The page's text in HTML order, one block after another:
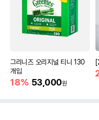
그리니즈 오리지널 티니 130
개입
18% 53,000원